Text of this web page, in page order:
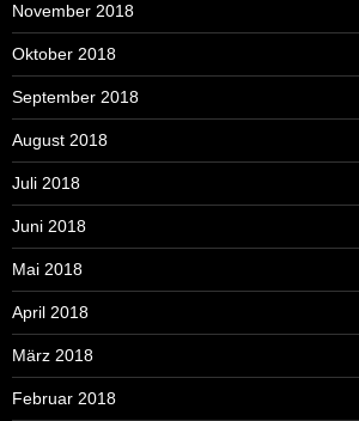
November 2018
Oktober 2018
September 2018
August 2018
Juli 2018
Juni 2018
Mai 2018
April 2018
März 2018
Februar 2018